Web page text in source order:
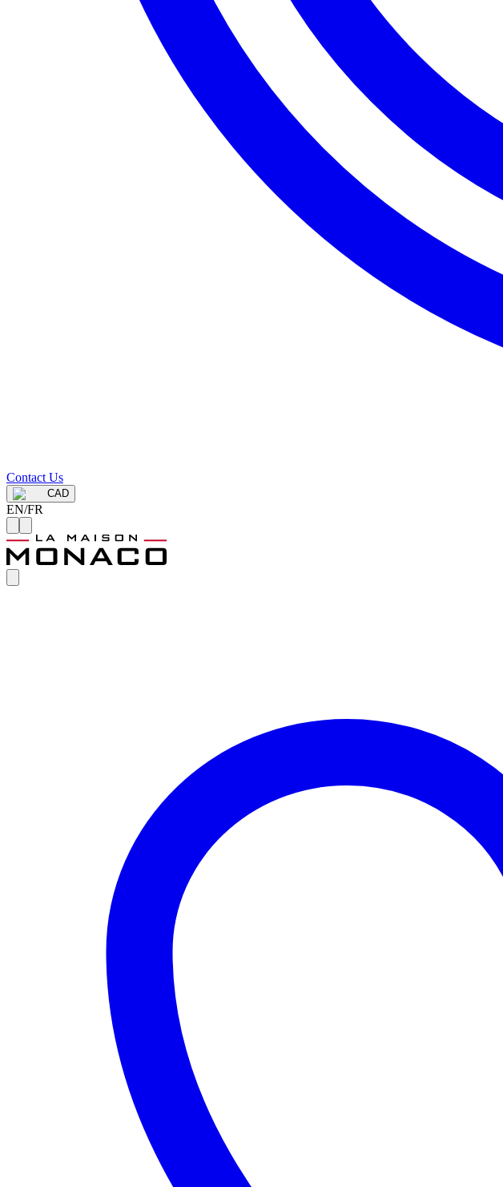
Contact Us
CAD
EN/FR